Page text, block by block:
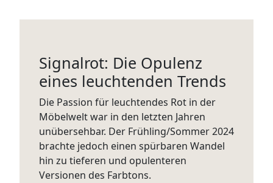
Signalrot: Die Opulenz
eines leuchtenden Trends
Die Passion für leuchtendes Rot in der
Möbelwelt war in den letzten Jahren
unübersehbar. Der Frühling/Sommer 2024
brachte jedoch einen spürbaren Wandel
hin zu tieferen und opulenteren
Versionen des Farbtons.